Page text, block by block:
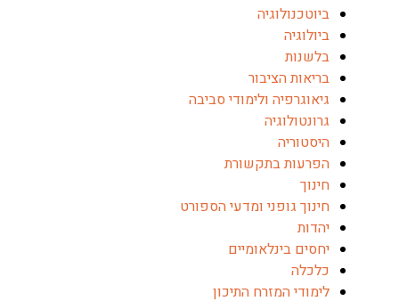
הציבור
ולימודי סביבה
בתקשורת
גופני ומדעי הספורט
בינלאומיים
המזרח התיכון